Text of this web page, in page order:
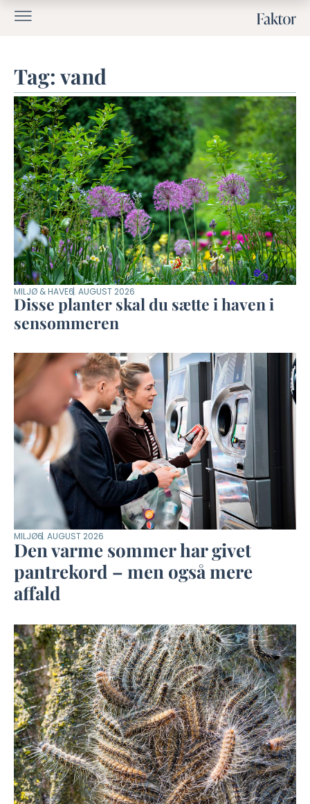
Tag: vand
MILJØ & HAVE6. AUGUST 2026
Disse planter skal du sætte i haven i
sensommeren
MILJØ6. AUGUST 2026
Den varme sommer har givet
pantrekord – men også mere
affald